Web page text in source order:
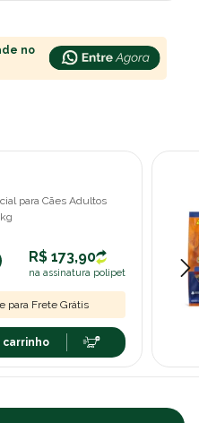
no
para Cães Adultos
R$ 173,90
na assinatura polipet
para Frete Grátis
carrinho